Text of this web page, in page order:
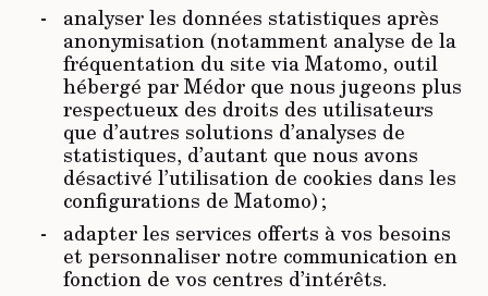
analyser les données statistiques après
anonymisation (notamment analyse de la
fréquentation du site via Matomo, outil
hébergé par Médor que nous jugeons plus
respectueux des droits des utilisateurs
que d’autres solutions d’analyses de
statistiques, d’autant que nous avons
désactivé l’utilisation de cookies dans les
configurations de Matomo) ;
adapter les services offerts à vos besoins
et personnaliser notre communication en
fonction de vos centres d’intérêts.